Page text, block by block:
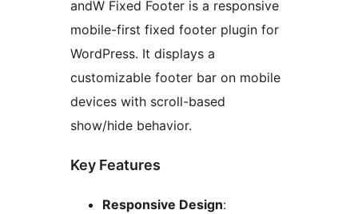
andW Fixed Footer is a responsive
mobile-first fixed footer plugin for
WordPress. It displays a
customizable footer bar on mobile
devices with scroll-based
show/hide behavior.
Key Features
Responsive Design: